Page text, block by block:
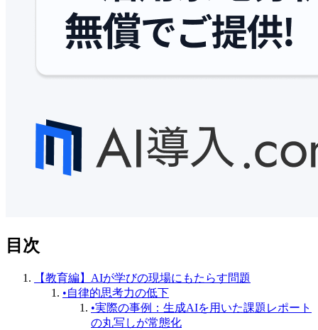
目次
【教育編】AIが学びの現場にもたらす問題
•自律的思考力の低下
•実際の事例：生成AIを用いた課題レポート
の丸写しが常態化